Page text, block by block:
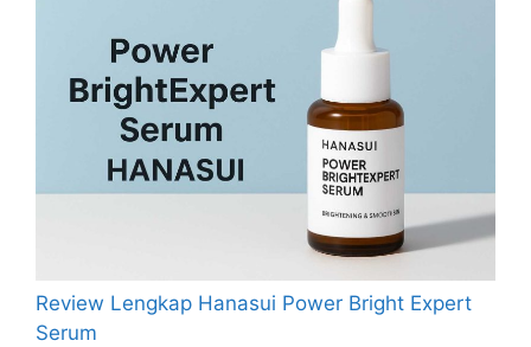
Review Lengkap Hanasui Power Bright Expert
Serum